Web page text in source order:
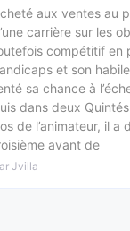
aux ventes au
carrière sur les
compétitif en
et son
sa chance à
dans deux
de l’animateur, il a
avant de
Jvilla